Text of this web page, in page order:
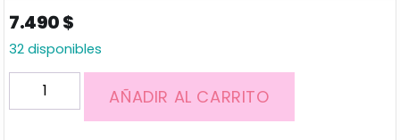
7.490$
32 disponibles
AÑADIR AL CARRITO